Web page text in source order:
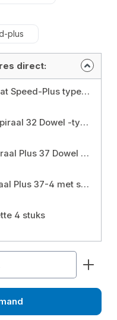
plus
direct:
TOX Montagetang Acrobat Speed-Plus type: Montage tang acrobat snelheid-plus
TOX Gipsplaten deuvel spiraal 32 Dowel -type: Spiraal 32
TOX Gipsplaatdeuvel Spiraal Plus 37 Dowel -type: Spiraal plus 37
TOX Gipsplaatanker Spiraal Plus 37-4 met schroeven 4,5 x 50 mm Dowel -type: Spiral plus 37-4 + schroef
4 stuks
de gewenste